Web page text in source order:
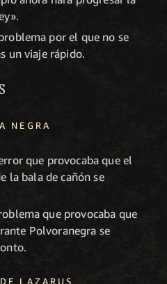
por el que no se
un viaje rápido.
NEGRA
que provocaba que el
la bala de cañón se
que provocaba que
Polvoranegra se
LAZARUS